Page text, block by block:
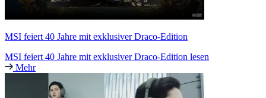
MSI feiert 40 Jahre mit exklusiver Draco-Edition
MSI feiert 40 Jahre mit exklusiver Draco-Edition lesen
Mehr